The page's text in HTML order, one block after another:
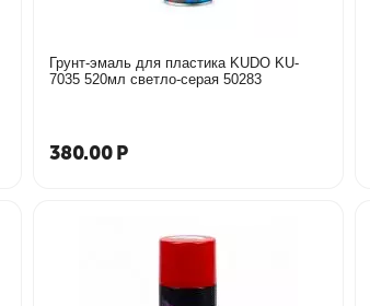
Грунт-эмаль для пластика KUDO KU-
7035 520мл светло-серая 50283
380.00 Р